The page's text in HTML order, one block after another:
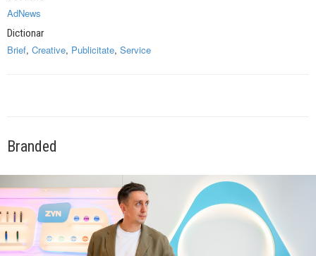
AdNews
Dictionar
Brief, Creative, Publicitate, Service
Branded